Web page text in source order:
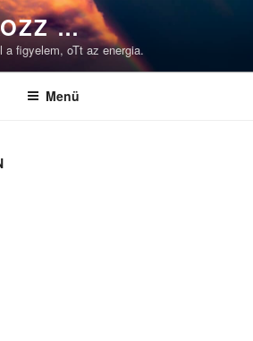
…
figyelem, oTt az energia.
Menü